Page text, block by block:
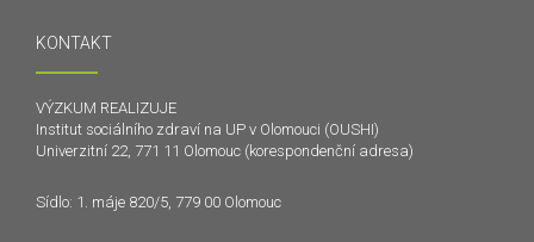
KONTAKT
VÝZKUM REALIZUJE
Institut sociálního zdraví na UP v Olomouci (OUSHI)
Univerzitní 22, 771 11 Olomouc (korespondenční adresa)
Sídlo: 1. máje 820/5, 779 00 Olomouc